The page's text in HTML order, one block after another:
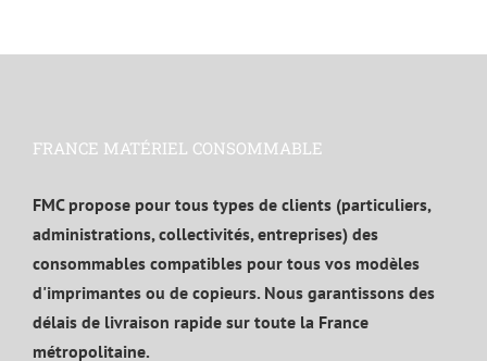
FRANCE MATÉRIEL CONSOMMABLE
FMC propose pour tous types de clients (particuliers,
administrations, collectivités, entreprises) des
consommables compatibles pour tous vos modèles
d'imprimantes ou de copieurs. Nous garantissons des
délais de livraison rapide sur toute la France
métropolitaine.